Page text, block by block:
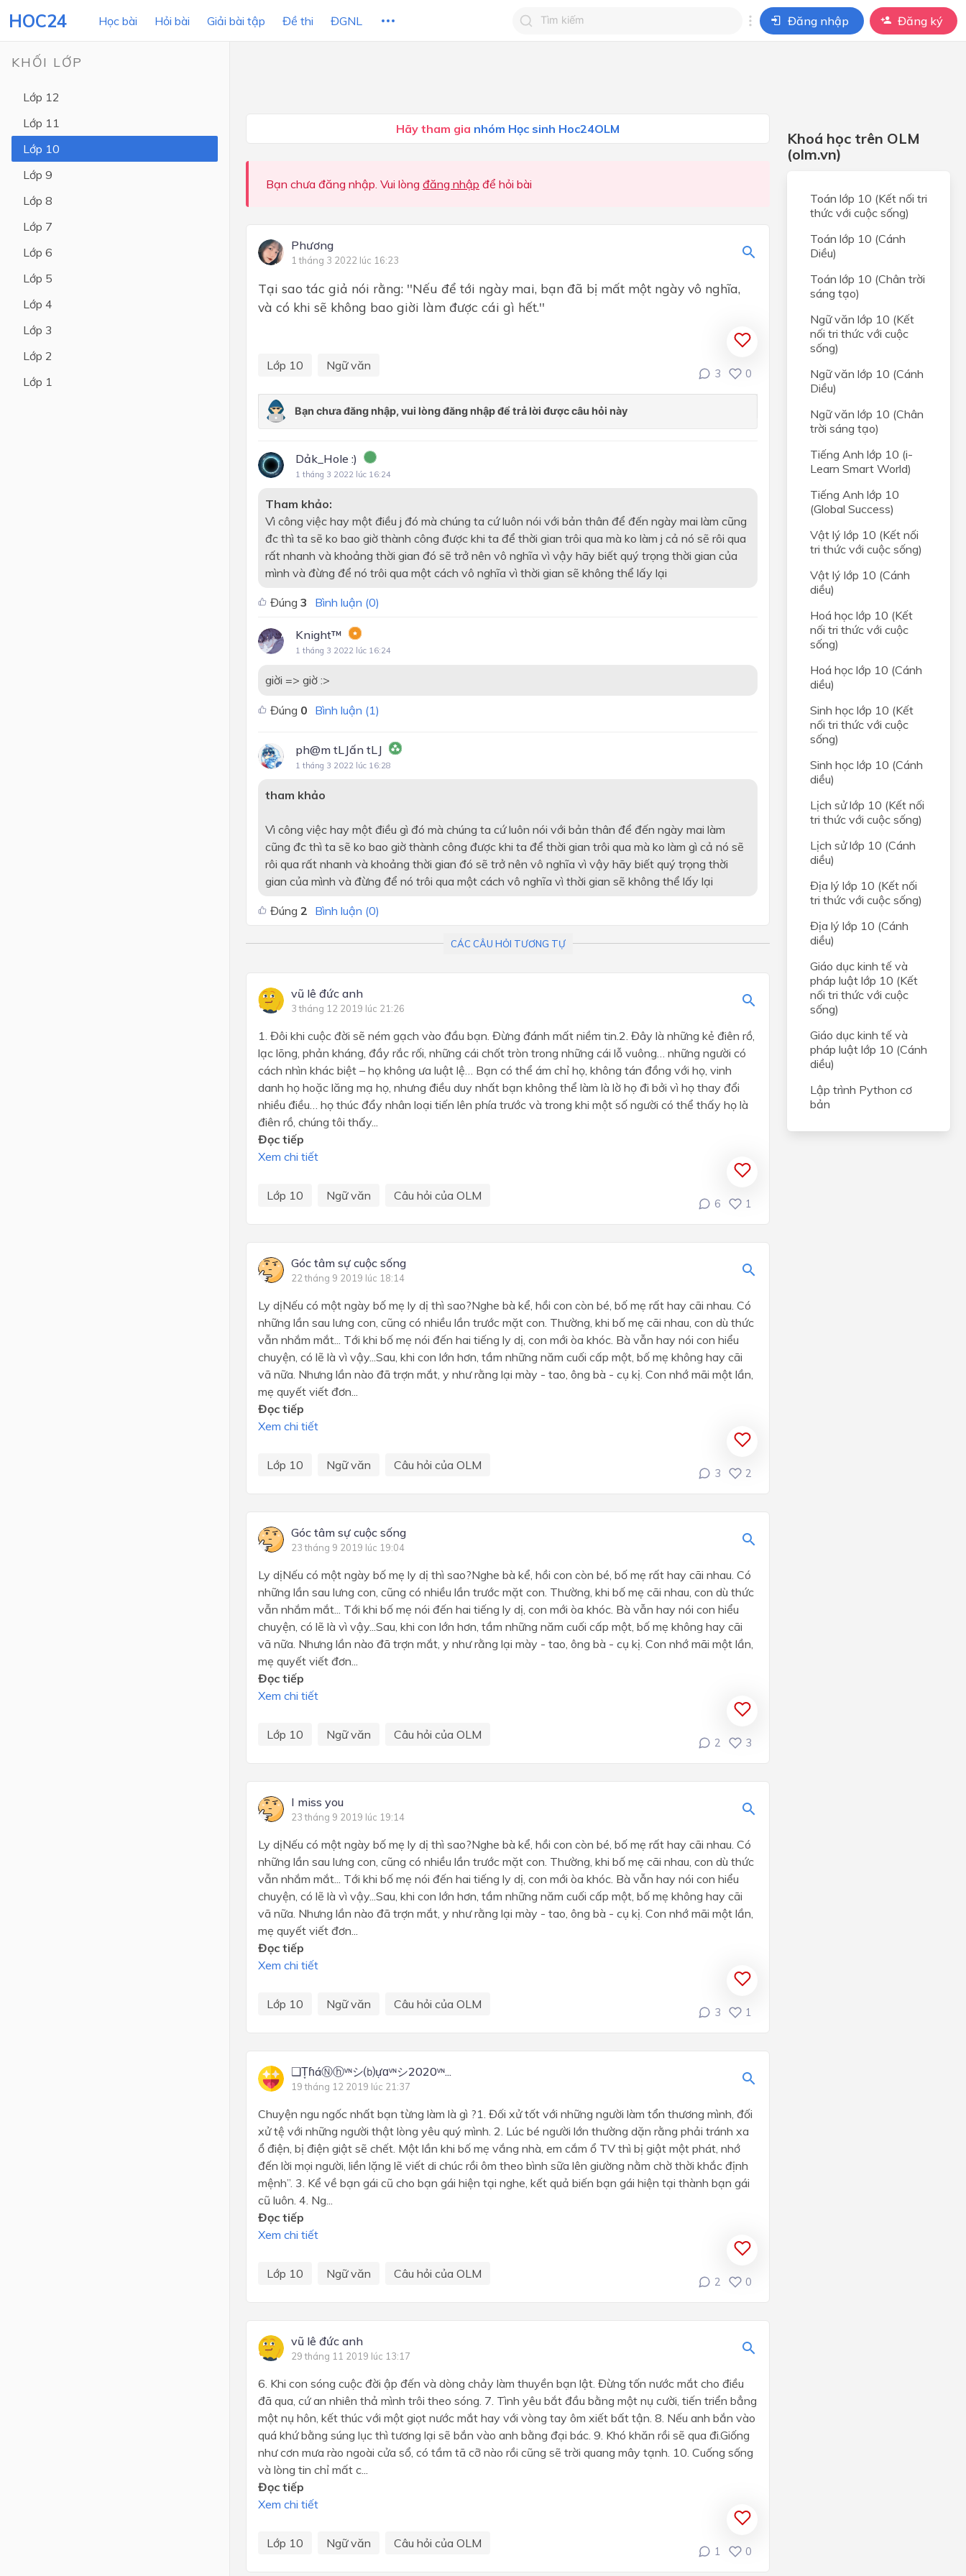
HOC24 Học bài Hỏi bài Giải bài tập Đề thi ĐGNL Đăng nhập Đăng ký
Lớp 12
Lớp 11
KHỐI LỚP
Lớp 12
Lớp 11
Lớp 10
Lớp 9
Lớp 8
Lớp 7
Lớp 6
Lớp 5
Lớp 4
Lớp 3
Lớp 2
Lớp 1
Hãy tham gia nhóm Học sinh Hoc24OLM
Bạn chưa đăng nhập. Vui lòng đăng nhập để hỏi bài
Phương
1 tháng 3 2022 lúc 16:23
Tại sao tác giả nói rằng: ''Nếu để tới ngày mai, bạn đã bị mất một ngày vô nghĩa,
và có khi sẽ không bao giời làm được cái gì hết.''
Lớp 10 Ngữ văn
3 0
Dảk_Hole :)
1 tháng 3 2022 lúc 16:24
Tham khảo:
Vì công việc hay một điều j đó mà chúng ta cứ luôn nói với bản thân để đến ngày mai làm cũng
đc thì ta sẽ ko bao giờ thành công được khi ta để thời gian trôi qua mà ko làm j cả nó sẽ rôi qua
rất nhanh và khoảng thời gian đó sẽ trở nên vô nghĩa vì vậy hãy biết quý trọng thời gian của
mình và đừng để nó trôi qua một cách vô nghĩa vì thời gian sẽ không thể lấy lại
Đúng 3 Bình luận (0)
Knight™
1 tháng 3 2022 lúc 16:24
giời => giờ :>
Đúng 0 Bình luận (1)
ph@m tLJấn tLJ
1 tháng 3 2022 lúc 16:28
tham khảo
Vì công việc hay một điều gì đó mà chúng ta cứ luôn nói với bản thân để đến ngày mai làm
cũng đc thì ta sẽ ko bao giờ thành công được khi ta để thời gian trôi qua mà ko làm gì cả nó sẽ
rôi qua rất nhanh và khoảng thời gian đó sẽ trở nên vô nghĩa vì vậy hãy biết quý trọng thời
gian của mình và đừng để nó trôi qua một cách vô nghĩa vì thời gian sẽ không thể lấy lại
Đúng 2 Bình luận (0)
CÁC CÂU HỎI TƯƠNG TỰ
vũ lê đức anh
3 tháng 12 2019 lúc 21:26
1. Đôi khi cuộc đời sẽ ném gạch vào đầu bạn. Đừng đánh mất niềm tin.2. Đây là những kẻ điên rồ,
lạc lõng, phản kháng, đầy rắc rối, những cái chốt tròn trong những cái lỗ vuông… những người có
cách nhìn khác biệt – họ không ưa luật lệ… Bạn có thể ám chỉ họ, không tán đồng với họ, vinh
danh họ hoặc lăng mạ họ, nhưng điều duy nhất bạn không thể làm là lờ họ đi bởi vì họ thay đổi
nhiều điều… họ thúc đẩy nhân loại tiến lên phía trước và trong khi một số người có thể thấy họ là
điên rồ, chúng tôi thấy...
Đọc tiếp
Xem chi tiết
Lớp 10 Ngữ văn Câu hỏi của OLM
6 1
Góc tâm sự cuộc sống
22 tháng 9 2019 lúc 18:14
Ly dịNếu có một ngày bố mẹ ly dị thì sao?Nghe bà kể, hồi con còn bé, bố mẹ rất hay cãi nhau. Có
những lần sau lưng con, cũng có nhiều lần trước mặt con. Thường, khi bố mẹ cãi nhau, con dù thức
vẫn nhắm mắt... Tới khi bố mẹ nói đến hai tiếng ly dị, con mới òa khóc. Bà vẫn hay nói con hiểu
chuyện, có lẽ là vì vậy...Sau, khi con lớn hơn, tầm những năm cuối cấp một, bố mẹ không hay cãi
vã nữa. Nhưng lần nào đã trợn mắt, y như rằng lại mày - tao, ông bà - cụ kị. Con nhớ mãi một lần,
mẹ quyết viết đơn...
Đọc tiếp
Xem chi tiết
Lớp 10 Ngữ văn Câu hỏi của OLM
3 2
Góc tâm sự cuộc sống
23 tháng 9 2019 lúc 19:04
Ly dịNếu có một ngày bố mẹ ly dị thì sao?Nghe bà kể, hồi con còn bé, bố mẹ rất hay cãi nhau. Có
những lần sau lưng con, cũng có nhiều lần trước mặt con. Thường, khi bố mẹ cãi nhau, con dù thức
vẫn nhắm mắt... Tới khi bố mẹ nói đến hai tiếng ly dị, con mới òa khóc. Bà vẫn hay nói con hiểu
chuyện, có lẽ là vì vậy...Sau, khi con lớn hơn, tầm những năm cuối cấp một, bố mẹ không hay cãi
vã nữa. Nhưng lần nào đã trợn mắt, y như rằng lại mày - tao, ông bà - cụ kị. Con nhớ mãi một lần,
mẹ quyết viết đơn...
Đọc tiếp
Xem chi tiết
Lớp 10 Ngữ văn Câu hỏi của OLM
2 3
I miss you
23 tháng 9 2019 lúc 19:14
Ly dịNếu có một ngày bố mẹ ly dị thì sao?Nghe bà kể, hồi con còn bé, bố mẹ rất hay cãi nhau. Có
những lần sau lưng con, cũng có nhiều lần trước mặt con. Thường, khi bố mẹ cãi nhau, con dù thức
vẫn nhắm mắt... Tới khi bố mẹ nói đến hai tiếng ly dị, con mới òa khóc. Bà vẫn hay nói con hiểu
chuyện, có lẽ là vì vậy...Sau, khi con lớn hơn, tầm những năm cuối cấp một, bố mẹ không hay cãi
vã nữa. Nhưng lần nào đã trợn mắt, y như rằng lại mày - tao, ông bà - cụ kị. Con nhớ mãi một lần,
mẹ quyết viết đơn...
Đọc tiếp
Xem chi tiết
Lớp 10 Ngữ văn Câu hỏi của OLM
3 1
❑T͙ɦáⓃⓗᵛᶰシ⒝ựɑᵛᶰシ2020ᵛᶰ...
19 tháng 12 2019 lúc 21:37
Chuyện ngu ngốc nhất bạn từng làm là gì ?1. Đối xử tốt với những người làm tổn thương mình, đối
xử tệ với những người thật lòng yêu quý mình. 2. Lúc bé người lớn thường dặn rằng phải tránh xa
ổ điện, bị điện giật sẽ chết. Một lần khi bố mẹ vắng nhà, em cắm ổ TV thì bị giật một phát, nhớ
đến lời mọi người, liền lặng lẽ viết di chúc rồi ôm theo bình sữa lên giường nằm chờ thời khắc định
mệnh”. 3. Kể về bạn gái cũ cho bạn gái hiện tại nghe, kết quả biến bạn gái hiện tại thành bạn gái
cũ luôn. 4. Ng...
Đọc tiếp
Xem chi tiết
Lớp 10 Ngữ văn Câu hỏi của OLM
2 0
vũ lê đức anh
29 tháng 11 2019 lúc 13:17
6. Khi con sóng cuộc đời ập đến và dòng chảy làm thuyền bạn lật. Đừng tốn nước mắt cho điều
đã qua, cứ an nhiên thả mình trôi theo sóng. 7. Tình yêu bắt đầu bằng một nụ cười, tiến triển bẳng
một nụ hôn, kết thúc với một giọt nước mắt hay với vòng tay ôm xiết bất tận. 8. Nếu anh bắn vào
quá khứ bằng súng lục thì tương lại sẽ bắn vào anh bằng đại bác. 9. Khó khăn rồi sẽ qua đi.Giống
như cơn mưa rào ngoài cửa sổ, có tầm tã cỡ nào rồi cũng sẽ trời quang mây tạnh. 10. Cuống sống
và lòng tin chỉ mất c...
Đọc tiếp
Xem chi tiết
Lớp 10 Ngữ văn Câu hỏi của OLM
1 0
Khoá học trên OLM
(olm.vn)
Toán lớp 10 (Kết nối tri
thức với cuộc sống)
Toán lớp 10 (Cánh
Diều)
Toán lớp 10 (Chân trời
sáng tạo)
Ngữ văn lớp 10 (Kết
nối tri thức với cuộc
sống)
Ngữ văn lớp 10 (Cánh
Diều)
Ngữ văn lớp 10 (Chân
trời sáng tạo)
Tiếng Anh lớp 10 (i-
Learn Smart World)
Tiếng Anh lớp 10
(Global Success)
Vật lý lớp 10 (Kết nối
tri thức với cuộc sống)
Vật lý lớp 10 (Cánh
diều)
Hoá học lớp 10 (Kết
nối tri thức với cuộc
sống)
Hoá học lớp 10 (Cánh
diều)
Sinh học lớp 10 (Kết
nối tri thức với cuộc
sống)
Sinh học lớp 10 (Cánh
diều)
Lịch sử lớp 10 (Kết nối
tri thức với cuộc sống)
Lịch sử lớp 10 (Cánh
diều)
Địa lý lớp 10 (Kết nối
tri thức với cuộc sống)
Địa lý lớp 10 (Cánh
diều)
Giáo dục kinh tế và
pháp luật lớp 10 (Kết
nối tri thức với cuộc
sống)
Giáo dục kinh tế và
pháp luật lớp 10 (Cánh
diều)
Lập trình Python cơ
bản